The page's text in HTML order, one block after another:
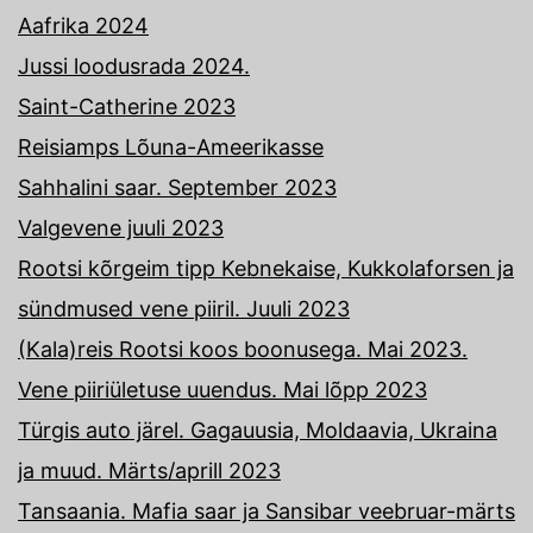
Aafrika 2024
Jussi loodusrada 2024.
Saint-Catherine 2023
Reisiamps Lõuna-Ameerikasse
Sahhalini saar. September 2023
Valgevene juuli 2023
Rootsi kõrgeim tipp Kebnekaise, Kukkolaforsen ja
sündmused vene piiril. Juuli 2023
(Kala)reis Rootsi koos boonusega. Mai 2023.
Vene piiriületuse uuendus. Mai lõpp 2023
Türgis auto järel. Gagauusia, Moldaavia, Ukraina
ja muud. Märts/aprill 2023
Tansaania. Mafia saar ja Sansibar veebruar-märts